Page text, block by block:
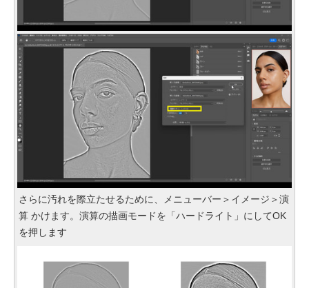
さらに汚れを際立たせるために、メニューバー＞イメージ＞演
算 かけます。演算の描画モードを「ハードライト」にしてOK
を押します